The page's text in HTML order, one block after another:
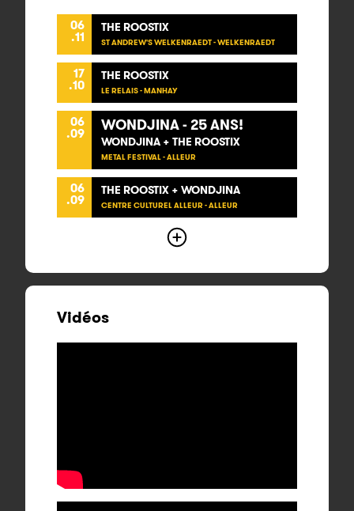
06
.11
THE ROOSTIX
ST ANDREW'S WELKENRAEDT - WELKENRAEDT
17
.10
THE ROOSTIX
LE RELAIS - MANHAY
06
.09 WONDJINA - 25 ANS!
WONDJINA + THE ROOSTIX
METAL FESTIVAL - ALLEUR
06
.09
THE ROOSTIX + WONDJINA
CENTRE CULTUREL ALLEUR - ALLEUR
Vidéos